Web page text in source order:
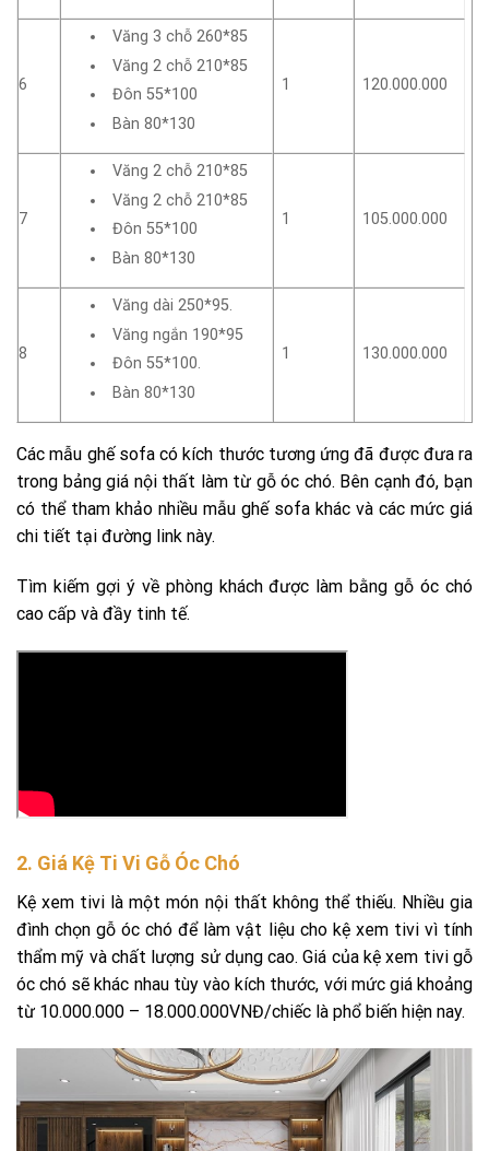
6
Văng 3 chỗ 260*85
Văng 2 chỗ 210*85
Đôn 55*100
Bàn 80*130
1 120.000.000
7
Văng 2 chỗ 210*85
Văng 2 chỗ 210*85
Đôn 55*100
Bàn 80*130
1 105.000.000
8
Văng dài 250*95.
Văng ngắn 190*95
Đôn 55*100.
Bàn 80*130
1 130.000.000
Các mẫu ghế sofa có kích thước tương ứng đã được đưa ra
trong bảng giá nội thất làm từ gỗ óc chó. Bên cạnh đó, bạn
có thể tham khảo nhiều mẫu ghế sofa khác và các mức giá
chi tiết tại đường link này.
Tìm kiếm gợi ý về phòng khách được làm bằng gỗ óc chó
cao cấp và đầy tinh tế.
2. Giá Kệ Ti Vi Gỗ Óc Chó
Kệ xem tivi là một món nội thất không thể thiếu. Nhiều gia
đình chọn gỗ óc chó để làm vật liệu cho kệ xem tivi vì tính
thẩm mỹ và chất lượng sử dụng cao. Giá của kệ xem tivi gỗ
óc chó sẽ khác nhau tùy vào kích thước, với mức giá khoảng
từ 10.000.000 – 18.000.000VNĐ/chiếc là phổ biến hiện nay.